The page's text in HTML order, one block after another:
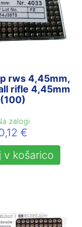
rws 4,45mm,
rifle 4,45mm
(100)
zalogi
€
v košarico